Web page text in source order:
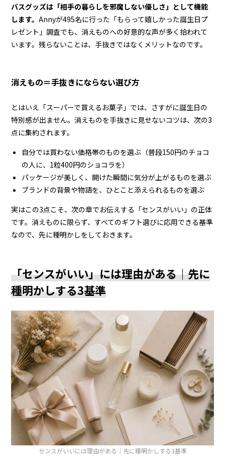
バスグッズは「相手の暮らしを邪魔しない優しさ」として機能
します。Annyが495名に行った「もらって嬉しかった誕生日プ
レゼント」調査でも、消えものへの好意的な声が多く拾われて
います。残らないことは、手抜きではなくメリットなのです。
消えもの＝手抜きにならない選び方
とはいえ「スーパーで買えるお菓子」では、さすがに誕生日の
特別感が出ません。消えものを手抜きに見せないコツは、次の3
点に集約されます。
自分では買わない価格帯のものを選ぶ（普段150円のチョコ
の人に、1粒400円のショコラを）
パッケージが美しく、開けた瞬間に気分が上がるものを選ぶ
ブランドの背景や物語を、ひとこと添えられるものを選ぶ
実はこの3点こそ、次の章でお伝えする「センスがいい」の正体
です。消えものに限らず、すべてのギフト選びに応用できる基準
なので、先に種明かしをしておきます。
「センスがいい」には理由がある｜先に
種明かしする3基準
センスがいいには理由がある｜先に種明かしする3基準